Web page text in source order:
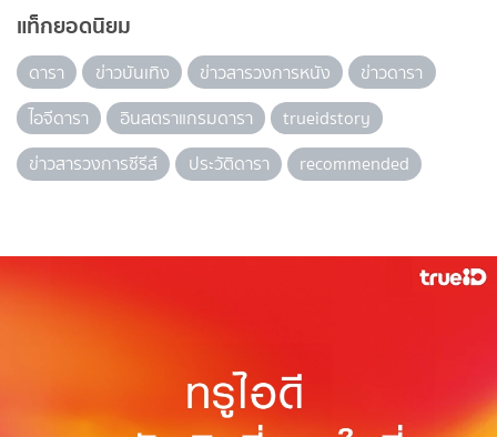
แท็กยอดนิยม
ดารา ข่าวบันเทิง ข่าวสารวงการหนัง
ข่าวดารา
ไอจีดารา
อินสตราแกรมดารา
trueidstory
ข่าวสารวงการซีรีส์
ประวัติดารา recommended